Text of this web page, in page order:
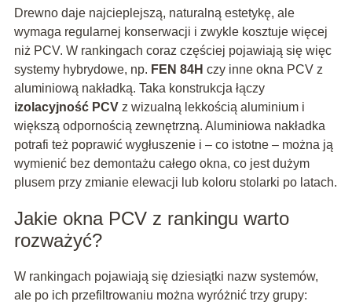
Drewno daje najcieplejszą, naturalną estetykę, ale
wymaga regularnej konserwacji i zwykle kosztuje więcej
niż PCV. W rankingach coraz częściej pojawiają się więc
systemy hybrydowe, np. FEN 84H czy inne okna PCV z
aluminiową nakładką. Taka konstrukcja łączy
izolacyjność PCVz wizualną lekkością aluminium i
większą odpornością zewnętrzną. Aluminiowa nakładka
potrafi też poprawić wygłuszenie i – co istotne – można ją
wymienić bez demontażu całego okna, co jest dużym
plusem przy zmianie elewacji lub koloru stolarki po latach.
Jakie okna PCV z rankingu warto
rozważyć?
W rankingach pojawiają się dziesiątki nazw systemów,
ale po ich przefiltrowaniu można wyróżnić trzy grupy: